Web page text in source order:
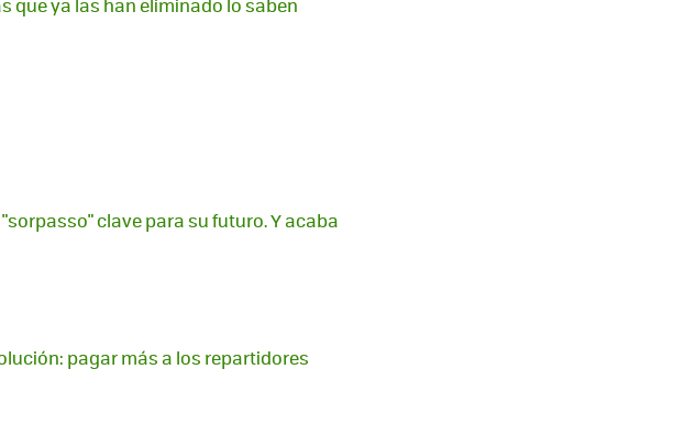
clave para su futuro. Y acaba
pagar más a los repartidores